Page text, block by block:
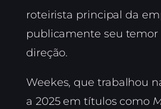
roteirista principal da
publicamente seu temor
direção.
Weekes, que trabalhou
a 2025 em títulos como